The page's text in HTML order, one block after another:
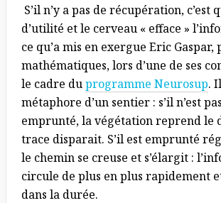
S’il n’y a pas de récupération, c’est
d’utilité et le cerveau « efface »
ce qu’a mis en exergue Eric Gaspar,
mathématiques, lors d’une de ses
le cadre duprogramme Neurosup.
métaphore d’un sentier : s’il n’est
emprunté, la végétation reprend le
trace disparait. S’il est emprunté
le chemin se creuse et s’élargit :
circule de plus en plus rapidement
dans la durée.